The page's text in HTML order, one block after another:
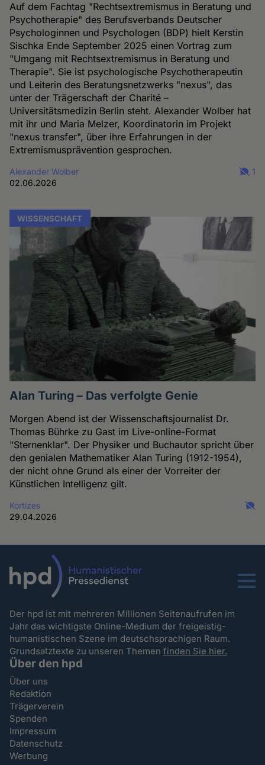
Auf dem Fachtag "Rechtsextremismus in Beratung und
Psychotherapie" des Berufsverbands Deutscher
Psychologinnen und Psychologen (BDP) hielt Kerstin
Sischka Ende September 2025 einen Vortrag zum
"Umgang mit Rechtsextremismus in Beratung und
Therapie". Sie ist psychologische Psychotherapeutin
und Leiterin des Beratungsnetzwerks "nexus", das
unter der Trägerschaft der Charité –
Universitätsmedizin Berlin steht. Alexander Wolber hat
mit ihr und Maria Melzer, Koordinatorin im Projekt
"nexus transfer", über ihre Erfahrungen in der
Extremismusprävention gesprochen.
Alexander Wolber
02.06.2026
1
WISSENSCHAFT
Alan Turing – Das verfolgte Genie
Morgen Abend ist der Wissenschaftsjournalist Dr.
Thomas Bührke zu Gast im Live-online-Format
"Sternenklar". Der Physiker und Buchautor spricht über
den genialen Mathematiker Alan Turing (1912-1954),
der nicht ohne Grund als einer der Vorreiter der
Künstlichen Intelligenz gilt.
Kortizes
29.04.2026
Menu
Der hpd ist mit mehreren Millionen Seitenaufrufen im
Jahr das wichtigste Online-Medium der freigeistig-
humanistischen Szene im deutschsprachigen Raum.
Grundsatztexte zu unseren Themenfinden Sie hier.
Über den hpd
Über uns
Redaktion
Trägerverein
Spenden
Impressum
Datenschutz
Werbung